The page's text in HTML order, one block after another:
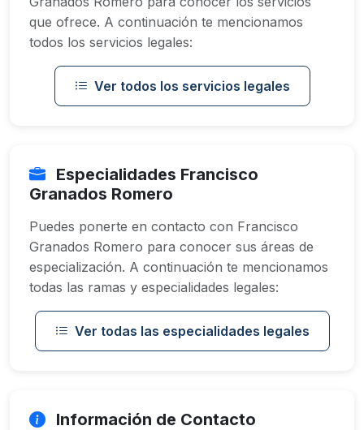
que ofrece. A continuación te mencionamos
todos los servicios legales:
Ver todos los servicios legales
Especialidades Francisco
Granados Romero
Puedes ponerte en contacto con Francisco
Granados Romero para conocer sus áreas de
especialización. A continuación te mencionamos
todas las ramas y especialidades legales:
Ver todas las especialidades legales
Información de Contacto